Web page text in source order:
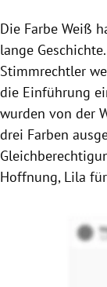
Die Farbe Weiß
lange
Stimmrechtler
die Einführung
wurden von der
drei Farben
Hoffnung, Lila